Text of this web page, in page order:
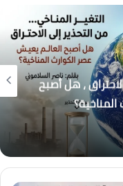
، هل أصبح